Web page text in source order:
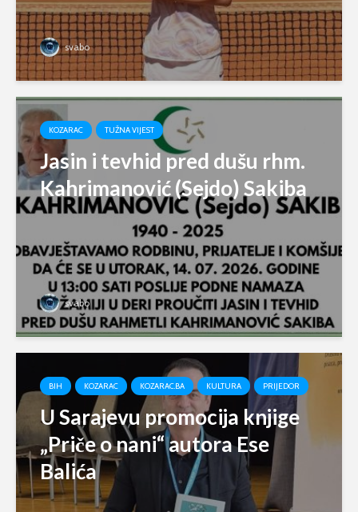
svabo
KOZARAC TUŽNA VIJEST
Jasin i tevhid pred dušu rhm.
Kahrimanović (Sejdo) Sakiba
svabo
BIH KOZARAC KOZARAC.BA KULTURA PRIJEDOR
U Sarajevu promocija knjige
„Priče o nani“ autora Ese
Balića